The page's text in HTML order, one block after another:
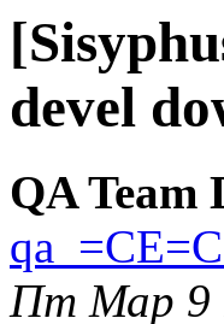
devel
QA Team
Пт Мар 9